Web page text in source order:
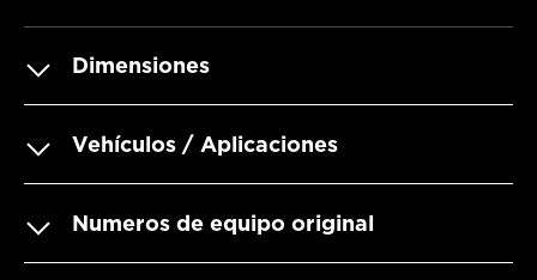
Dimensiones
Vehículos / Aplicaciones
Numeros de equipo original